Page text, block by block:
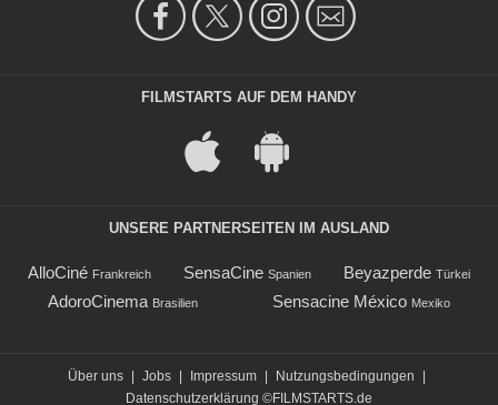
FILMSTARTS AUF DEM HANDY
UNSERE PARTNERSEITEN IM AUSLAND
AlloCiné Frankreich SensaCine Spanien Beyazperde Türkei
AdoroCinema Brasilien Sensacine México Mexiko
Über uns | Jobs | Impressum | Nutzungsbedingungen
|
Datenschutzerklärung ©FILMSTARTS.de